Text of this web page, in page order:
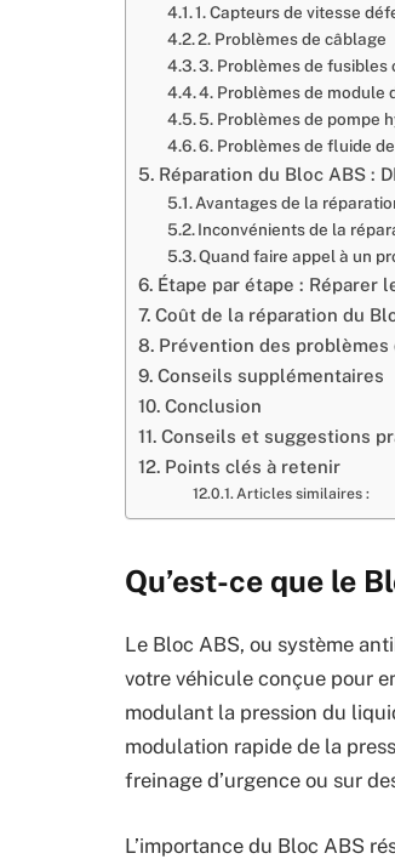
1. Capteurs de vitesse
2. Problèmes de câblage
3. Problèmes de fusibles
4. Problèmes de module
5. Problèmes de pompe
6. Problèmes de fluide
Réparation du Bloc ABS :
Avantages de la
Inconvénients de la
Quand faire appel à un
Étape par étape : Réparer
Coût de la réparation du
Prévention des problèmes
Conseils supplémentaires
Conclusion
Conseils et suggestions
Points clés à retenir
Articles similaires :
Qu’est-ce que le
Le Bloc ABS, ou système
votre véhicule conçue pour
modulant la pression du
modulation rapide de la
freinage d’urgence ou sur
L’importance du Bloc ABS